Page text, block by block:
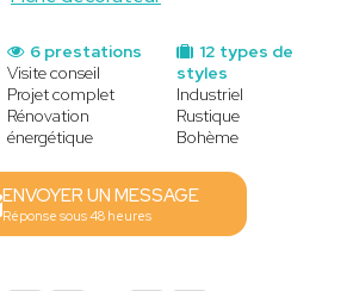
12 types de
styles
Industriel
Rustique
Bohème
6 prestations
Visite conseil
Projet complet
Rénovation
énergétique
ENVOYER UN MESSAGE
Réponse sous 48 heures